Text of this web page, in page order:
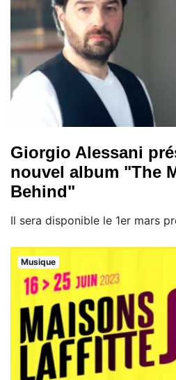
Giorgio Alessani
nouvel album "The
Behind"
Il sera disponible le 1er mars
Musique